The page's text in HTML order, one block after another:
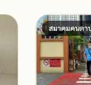
สมาคมคนตา